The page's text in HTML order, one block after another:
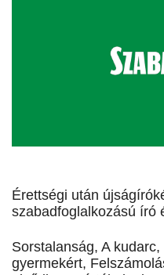
Érettségi után
szabadfoglalkozású író
Sorstalanság, A
gyermekért,